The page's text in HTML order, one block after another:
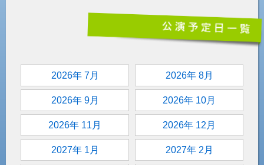
2026年 7月 2026年 8月
2026年 9月 2026年 10月
2026年 11月 2026年 12月
2027年 1月 2027年 2月